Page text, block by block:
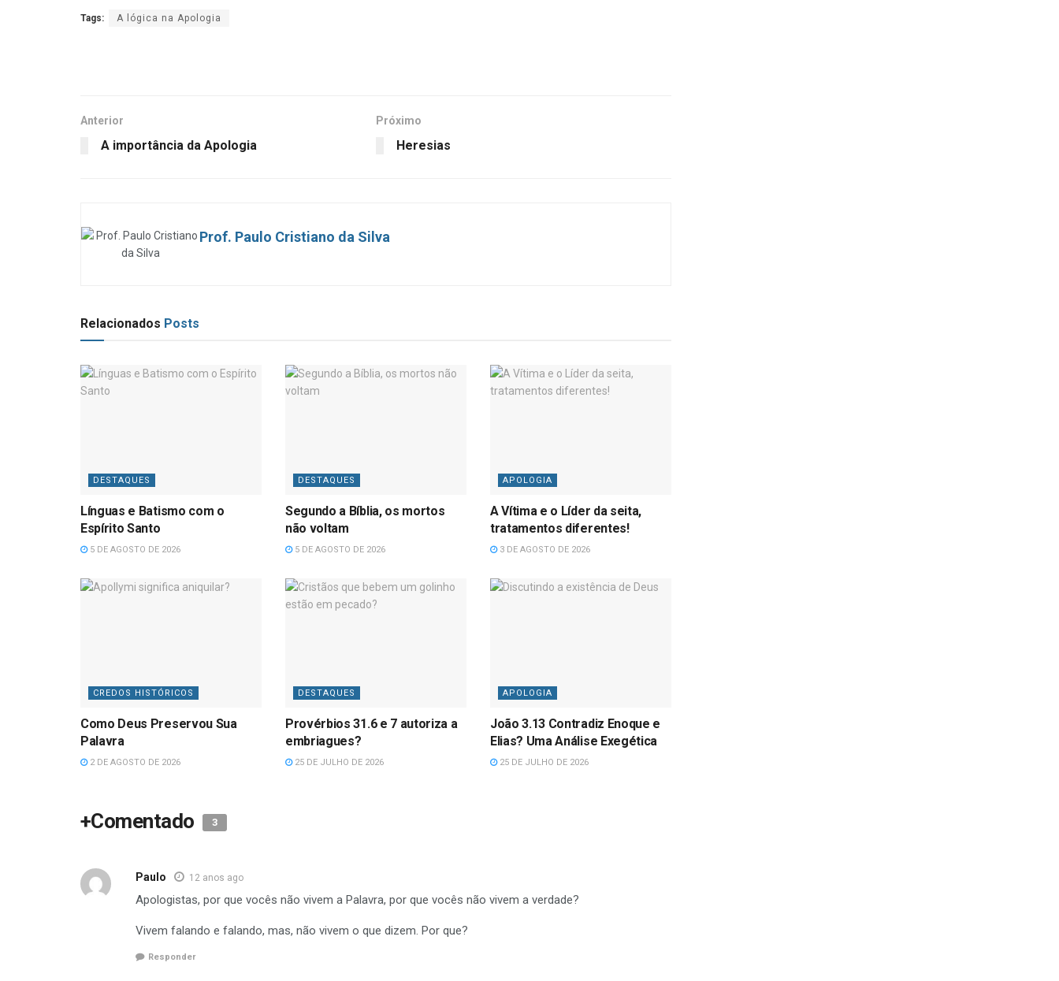
Tags: A lógica na Apologia
Anterior
A importância da Apologia
Próximo
Heresias
Prof. Paulo Cristiano da Silva
Relacionados Posts
DESTAQUES
Línguas e Batismo com o
Espírito Santo
5 DE AGOSTO DE 2026
DESTAQUES
Segundo a Bíblia, os mortos
não voltam
5 DE AGOSTO DE 2026
APOLOGIA
A Vítima e o Líder da seita,
tratamentos diferentes!
3 DE AGOSTO DE 2026
CREDOS HISTÓRICOS
Como Deus Preservou Sua
Palavra
2 DE AGOSTO DE 2026
DESTAQUES
Provérbios 31.6 e 7 autoriza a
embriagues?
25 DE JULHO DE 2026
APOLOGIA
João 3.13 Contradiz Enoque e
Elias? Uma Análise Exegética
25 DE JULHO DE 2026
+Comentado 3
Paulo 12 anos ago
Apologistas, por que vocês não vivem a Palavra, por que vocês não vivem a verdade?
Vivem falando e falando, mas, não vivem o que dizem. Por que?
Responder